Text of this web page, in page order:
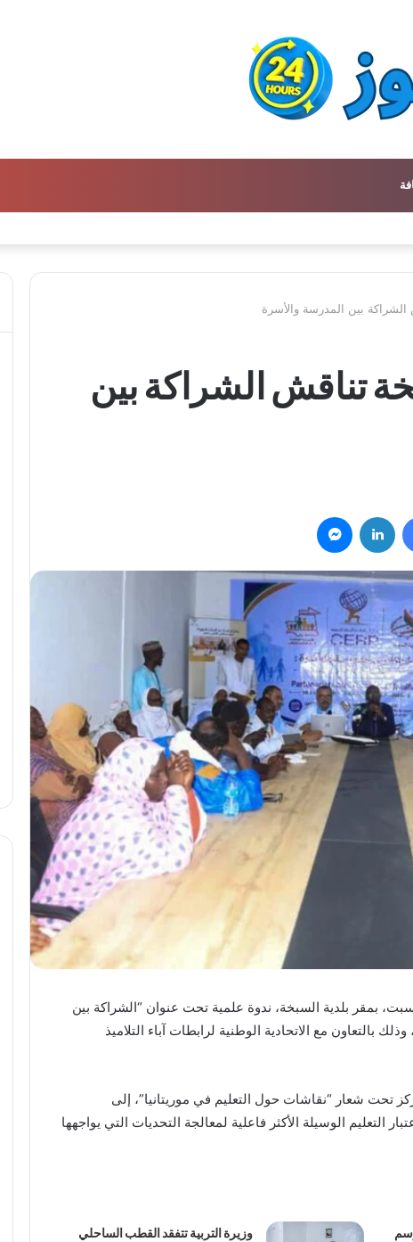
بين المدرسة والأسرة
تناقش الشراكة بين
فيسبوك لينكدإن
بمقر بلدية السبخة، ندوة علمية تحت عنوان “الشراكة بين
بالتعاون مع الاتحادية الوطنية لرابطات آباء التلاميذ
تحت شعار “نقاشات حول التعليم في موريتانيا”، إلى
التعليم الوسيلة الأكثر فاعلية لمعالجة التحديات التي يواجهها
وزيرة التربية تتفقد القطب الساحلي